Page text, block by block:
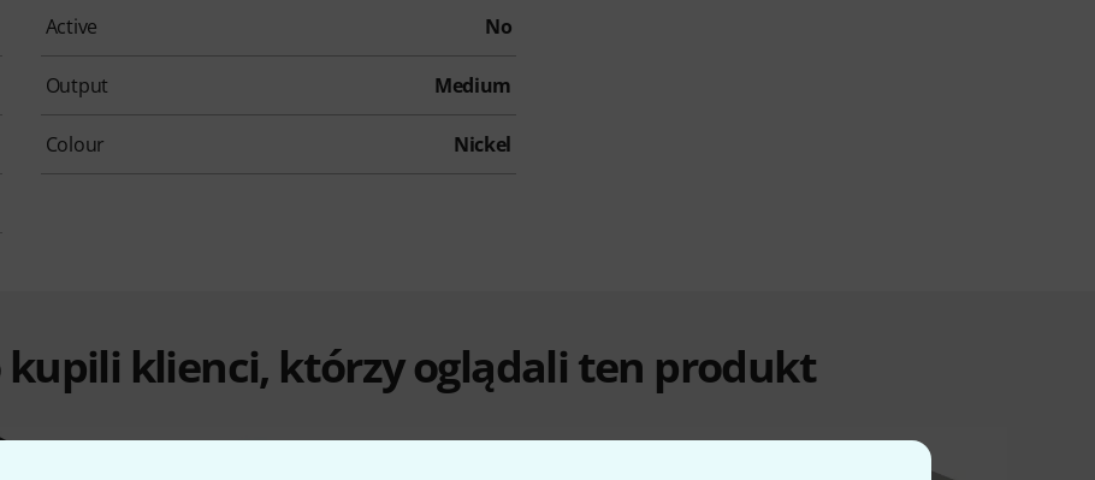
Active No
Output Medium
Colour Nickel
kupili klienci, którzy oglądali ten produkt